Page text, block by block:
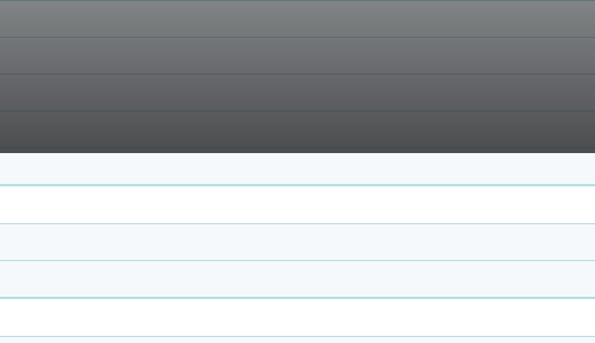
professionnels et des établissements qui cheminent à nos
œuvre de notre approche et les changements durables